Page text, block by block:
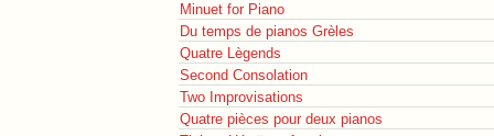
Minuet for Piano
Du temps de pianos Grèles
Quatre Lègends
Second Consolation
Two Improvisations
Quatre pièces pour deux pianos